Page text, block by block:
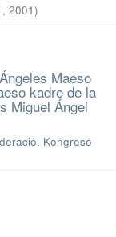
, 2001)
Maeso
kadre de la
Miguel Ángel
Kongreso